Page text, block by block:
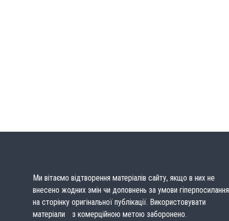
Ми вітаємо відтворення матеріалів сайту, якщо в них не
внесено жодних змін чи доповнень за умови гіперпосилання
на сторінку оригінальної публікації. Використовувати
матеріали з комерційною метою заборонено.